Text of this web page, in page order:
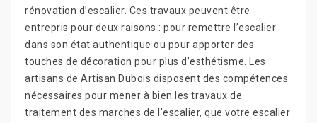
rénovation d’escalier. Ces travaux peuvent être
entrepris pour deux raisons : pour remettre l’escalier
dans son état authentique ou pour apporter des
touches de décoration pour plus d’esthétisme. Les
artisans de Artisan Dubois disposent des compétences
nécessaires pour mener à bien les travaux de
traitement des marches de l’escalier, que votre escalier